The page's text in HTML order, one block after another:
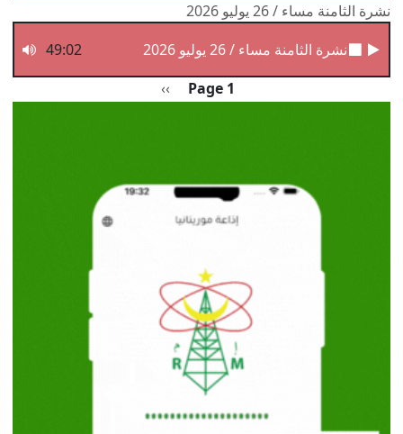
نشرة الثامنة مساء / 26 يوليو 2026
نشرة الثامنة مساء / 26 يوليو 2026
49:02
Page 1 الصفحة التالية
››